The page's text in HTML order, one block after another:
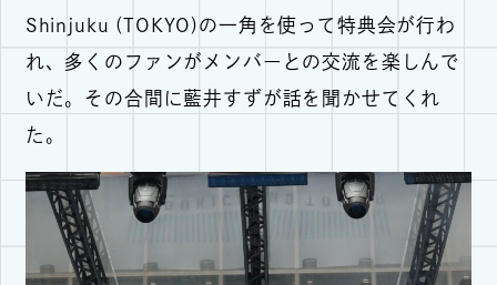
Shinjuku (TOKYO)の一角を使って特典会が行わ
れ、多くのファンがメンバーとの交流を楽しんで
いだ。その合間に藍井すずが話を聞かせてくれ
た。